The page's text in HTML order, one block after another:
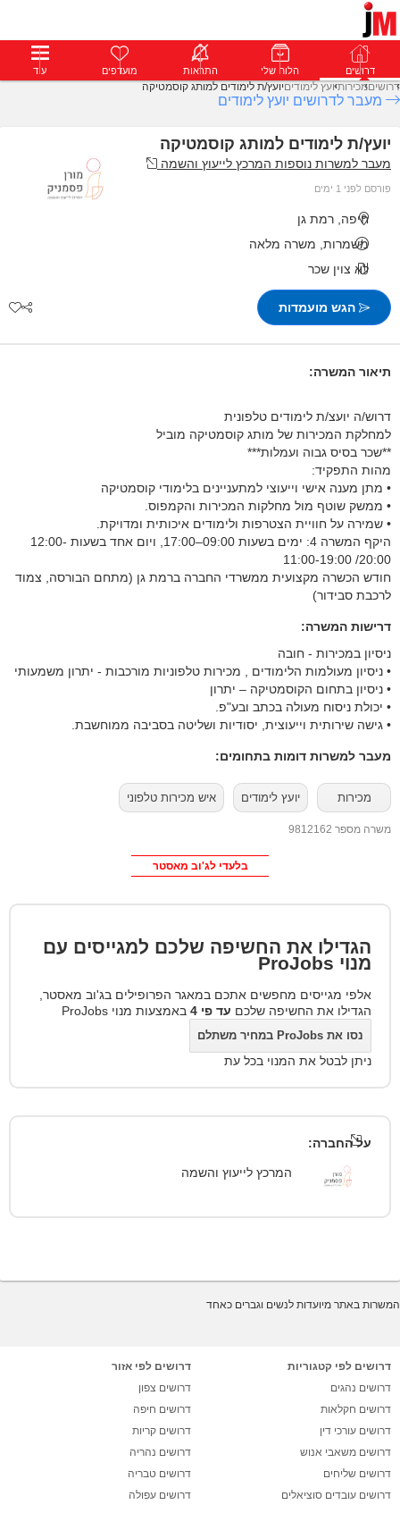
דרושים פרופילים הודעות פרימיום דרושים הלוח שלי התראות מועדפים עוד
דרושיםמכירותיועץ לימודיםיועץ/ת לימודים למותג קוסמטיקה
מעבר לדרושים יועץ לימודים
יועץ/ת לימודים למותג קוסמטיקה
מעבר למשרות נוספות המרכץ לייעוץ והשמה
פורסם לפני 1 ימים
חיפה, רמת גן
משמרות, משרה מלאה
לא צוין שכר
הגש מועמדות
תיאור המשרה:
דרוש/ה יועצ/ת לימודים טלפונית
למחלקת המכירות של מותג קוסמטיקה מוביל
**שכר בסיס גבוה ועמלות***
מהות התפקיד:
• מתן מענה אישי וייעוצי למתעניינים בלימודי קוסמטיקה
• ממשק שוטף מול מחלקות המכירות והקמפוס.
• שמירה על חוויית הצטרפות ולימודים איכותית ומדויקת.
היקף המשרה 4: ימים בשעות 09:00–17:00, ויום אחד בשעות 12:00-
20:00/ 11:00-19:00
חודש הכשרה מקצועית ממשרדי החברה ברמת גן (מתחם הבורסה, צמוד
לרכבת סבידור)
דרישות המשרה:
ניסיון במכירות - חובה
• ניסיון מעולמות הלימודים , מכירות טלפוניות מורכבות - יתרון משמעותי
• ניסיון בתחום הקוסמטיקה – יתרון
• יכולת ניסוח מעולה בכתב ובע"פ.
• גישה שירותית וייעוצית, יסודיות ושליטה בסביבה ממוחשבת.
מעבר למשרות דומות בתחומים:
מכירות יועץ לימודים איש מכירות טלפוני
משרה מספר 9812162
בלעדי לג'וב מאסטר
הגדילו את החשיפה שלכם למגייסים עם
מנוי ProJobs
אלפי מגייסים מחפשים אתכם במאגר הפרופילים בג'וב מאסטר,
הגדילו את החשיפה שלכם עד פי 4 באמצעות מנוי ProJobs
נסו את ProJobs במחיר משתלם
ניתן לבטל את המנוי בכל עת
על החברה:
המרכץ לייעוץ והשמה
המשרות באתר מיועדות לנשים וגברים כאחד
דרושים לפי קטגוריות
דרושים נהגים
דרושים חקלאות
דרושים עורכי דין
דרושים משאבי אנוש
דרושים שליחים
דרושים עובדים סוציאלים
דרושים לפי אזור
דרושים צפון
דרושים חיפה
דרושים קריות
דרושים נהריה
דרושים טבריה
דרושים עפולה